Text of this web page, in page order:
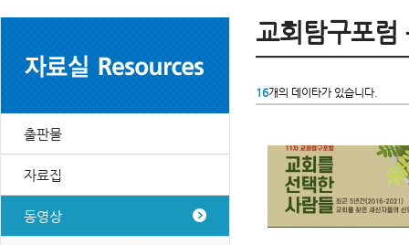
출판물
자료집
동영상
교회탐구포럼
16개의 데이타가 있습니다.